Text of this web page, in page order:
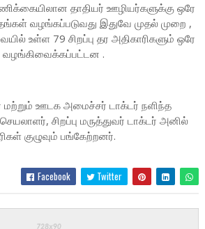
தாதியர் ஊழியர்களுக்கு ஒரே
வழங்கப்படுவது இதுவே முதல் முறை ,
உள்ள 79 சிறப்பு தர அதிகாரிகளும் ஒரே
வழங்கிவைக்கப்பட்டன .
மற்றும் ஊடக அமைச்சர் டாக்டர் நளிந்த
சிறப்பு மருத்துவர் டாக்டர் அனில்
குழுவும் பங்கேற்றனர்.
Facebook Twitter